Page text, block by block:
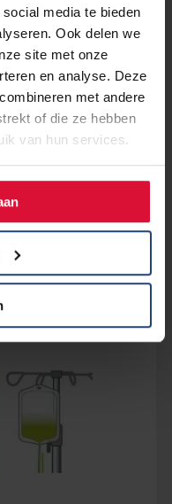
media te bieden
Ook delen we
site met onze
en analyse. Deze
met andere
of die ze hebben
van hun services.
- de